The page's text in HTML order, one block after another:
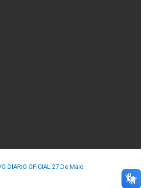
DIARIO OFICIAL 27 De Maio